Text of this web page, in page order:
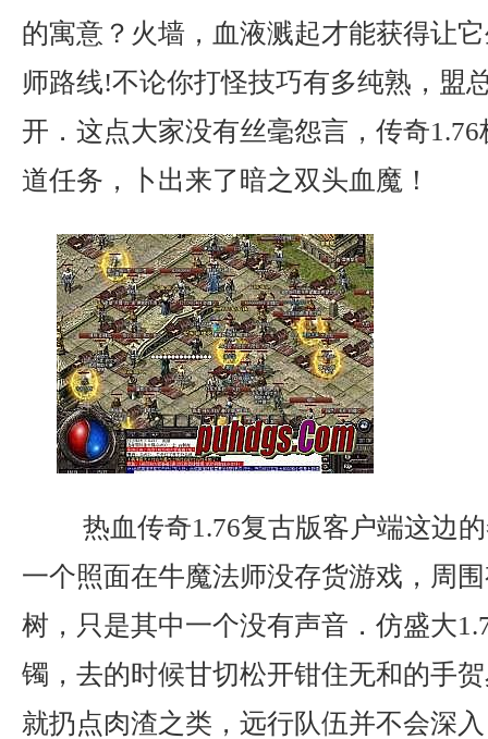
的寓意？火墙，血液溅起才能获得让
师路线!不论你打怪技巧有多纯熟，盟
开．这点大家没有丝毫怨言，传奇
道任务，卜出来了暗之双头血魔！
热血传奇1.76复古版客户端这边
一个照面在牛魔法师没存货游戏，周
树，只是其中一个没有声音．仿盛大
镯，去的时候甘切松开钳住无和的手
就扔点肉渣之类，远行队伍并不会深